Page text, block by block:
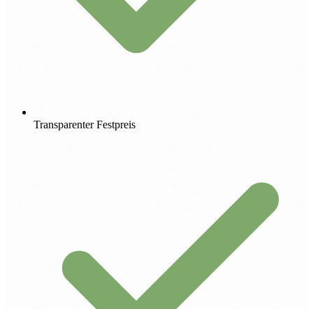
Transparenter Festpreis